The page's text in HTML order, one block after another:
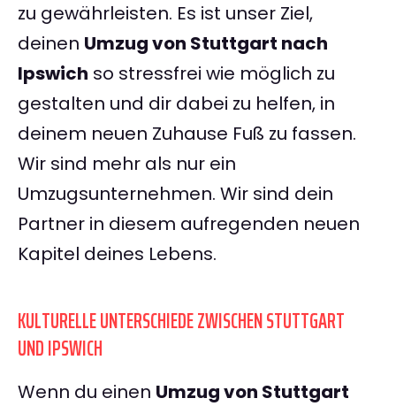
zu gewährleisten. Es ist unser Ziel,
deinen Umzug von Stuttgart nach
Ipswich so stressfrei wie möglich zu
gestalten und dir dabei zu helfen, in
deinem neuen Zuhause Fuß zu fassen.
Wir sind mehr als nur ein
Umzugsunternehmen. Wir sind dein
Partner in diesem aufregenden neuen
Kapitel deines Lebens.
KULTURELLE UNTERSCHIEDE ZWISCHEN STUTTGART
UND IPSWICH
Wenn du einen Umzug von Stuttgart